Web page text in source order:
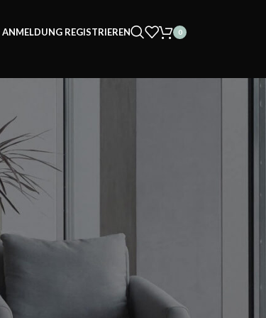
ANMELDUNG REGISTRIEREN 0
Posts
leicht gemacht – So bleibt
Teppich sauber | Diana’s Home
gestalten – Tipps und Tricks